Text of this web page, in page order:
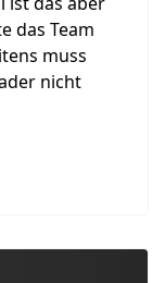
das Team
muss
nicht